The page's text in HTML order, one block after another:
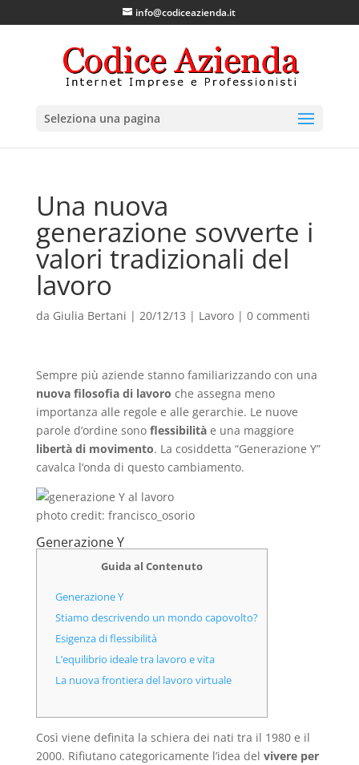
info@codiceazienda.it
Seleziona una pagina
Una nuova
generazione sovverte i
valori tradizionali del
lavoro
da Giulia Bertani | 20/12/13 | Lavoro| 0 commenti
Sempre più aziende stanno familiarizzando con una
nuova filosofia di lavoro che assegna meno
importanza alle regole e alle gerarchie. Le nuove
parole d’ordine sono flessibilitàe una maggiore
libertà di movimento. La cosiddetta “Generazione Y”
cavalca l’onda di questo cambiamento.
photo credit: francisco_osorio
Generazione Y
Guida al Contenuto
Generazione Y
Stiamo descrivendo un mondo capovolto?
Esigenza di flessibilità
L’equilibrio ideale tra lavoro e vita
La nuova frontiera del lavoro virtuale
Così viene definita la schiera dei nati tra il 1980 e il
2000. Rifiutano categoricamente l’idea del vivere per